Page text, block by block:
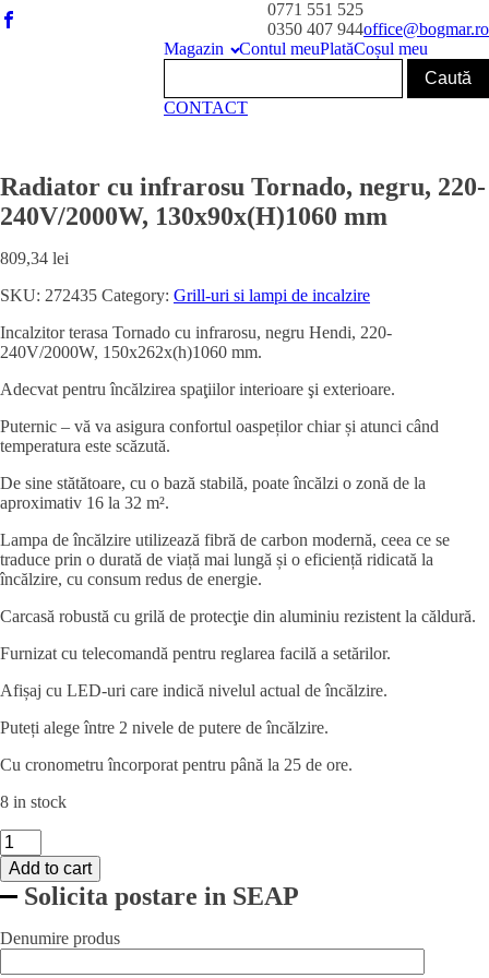
0771 551 525
0350 407 944office@bogmar.ro
Magazin
Contul meuPlatăCoșul meu
CONTACT
Radiator cu infrarosu Tornado, negru, 220-
240V/2000W, 130x90x(H)1060 mm
809,34 lei
SKU: 272435 Category: Grill-uri si lampi de incalzire
Incalzitor terasa Tornado cu infrarosu, negru Hendi, 220-
240V/2000W, 150x262x(h)1060 mm.
Adecvat pentru încălzirea spaţiilor interioare şi exterioare.
Puternic – vă va asigura confortul oaspeților chiar și atunci când
temperatura este scăzută.
De sine stătătoare, cu o bază stabilă, poate încălzi o zonă de la
aproximativ 16 la 32 m².
Lampa de încălzire utilizează fibră de carbon modernă, ceea ce se
traduce prin o durată de viață mai lungă și o eficiență ridicată la
încălzire, cu consum redus de energie.
Carcasă robustă cu grilă de protecţie din aluminiu rezistent la căldură.
Furnizat cu telecomandă pentru reglarea facilă a setărilor.
Afișaj cu LED-uri care indică nivelul actual de încălzire.
Puteți alege între 2 nivele de putere de încălzire.
Cu cronometru încorporat pentru până la 25 de ore.
8 in stock
Radiator
cu
infrarosu
Tornado,
220-
240V/2000W,
Add to cart
Solicita postare in SEAP
Denumire produs